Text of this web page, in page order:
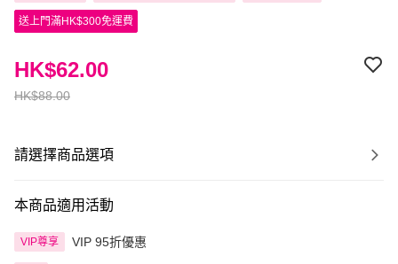
送上門滿HK$300免運費
HK$88.00
HK$62.00
請選擇商品選項
本商品適用活動
VIP尊享 VIP 95折優惠